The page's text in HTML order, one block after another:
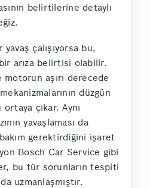
belirtilerine detaylı
çalışıyorsa bu,
arıza belirtisi olabilir.
aşırı derecede
düzgün
ortaya çıkar. Aynı
yavaşlaması da
gerektirdiğini işaret
Bosch Car Service gibi
bu tür sorunların tespiti
uzmanlaşmıştır.